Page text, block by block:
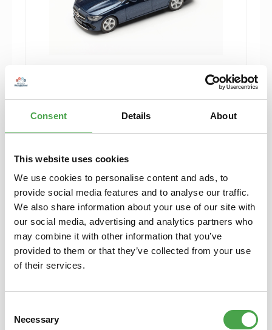
Consent Details About
This website uses cookies
We use cookies to personalise content and ads, to
provide social media features and to analyse our traffic.
We also share information about your use of our site with
our social media, advertising and analytics partners who
may combine it with other information that you’ve
provided to them or that they’ve collected from your use
of their services.
Selection
Necessary
6,90 €*
Details